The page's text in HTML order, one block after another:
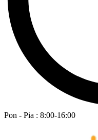
Pon - Pia : 8:00-16:00